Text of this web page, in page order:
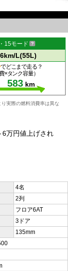
15モード
L(55L)
でどこまで走る？
×タンク容量）
583 km
実際の燃料消費率は異な
6万円値上げされ
4名
2列
フロア6AT
3ドア
135mm